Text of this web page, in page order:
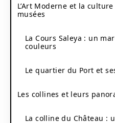
L’Art Moderne et la
musées
La Cours Saleya : un
couleurs
Le quartier du Port et
Les collines et leurs
La colline du Château :